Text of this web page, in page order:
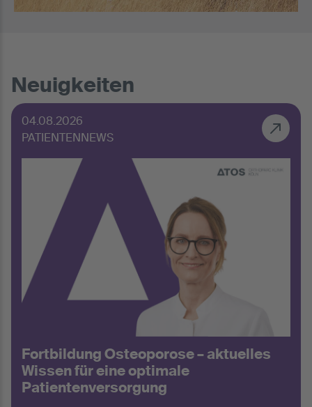
Neuigkeiten
04.08.2026
PATIENTENNEWS
Fortbildung Osteoporose – aktuelles
Wissen für eine optimale
Patientenversorgung